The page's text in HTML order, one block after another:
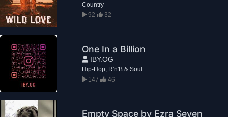
Country
92
32
One In a Billion
IBY.OG
Hip-Hop, R'n'B & Soul
147
46
Empty Space by Ezra Seven